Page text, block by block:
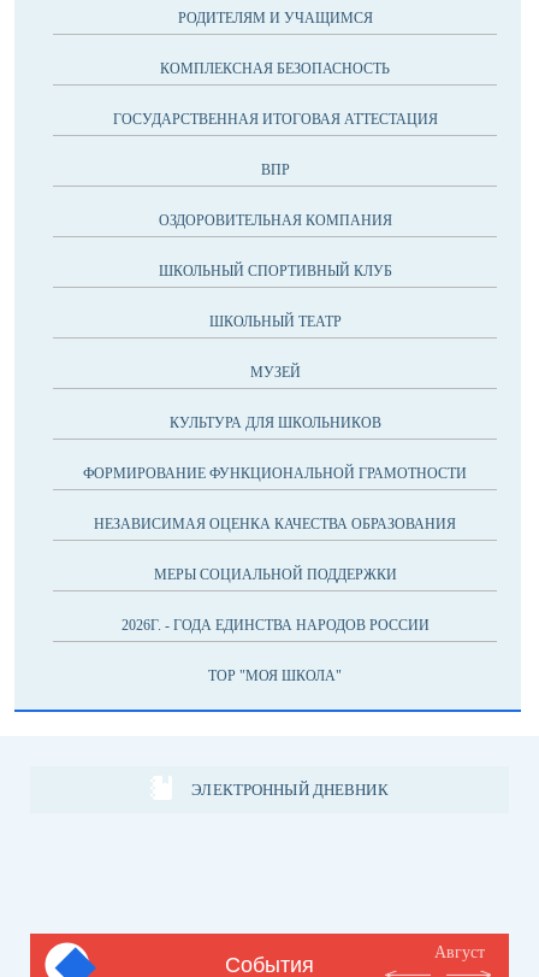
РОДИТЕЛЯМ И УЧАЩИМСЯ
КОМПЛЕКСНАЯ БЕЗОПАСНОСТЬ
ГОСУДАРСТВЕННАЯ ИТОГОВАЯ АТТЕСТАЦИЯ
ВПР
ОЗДОРОВИТЕЛЬНАЯ КОМПАНИЯ
ШКОЛЬНЫЙ СПОРТИВНЫЙ КЛУБ
ШКОЛЬНЫЙ ТЕАТР
МУЗЕЙ
КУЛЬТУРА ДЛЯ ШКОЛЬНИКОВ
ФОРМИРОВАНИЕ ФУНКЦИОНАЛЬНОЙ ГРАМОТНОСТИ
НЕЗАВИСИМАЯ ОЦЕНКА КАЧЕСТВА ОБРАЗОВАНИЯ
МЕРЫ СОЦИАЛЬНОЙ ПОДДЕРЖКИ
2026Г. - ГОДА ЕДИНСТВА НАРОДОВ РОССИИ
ТОР "МОЯ ШКОЛА"
ЭЛЕКТРОННЫЙ ДНЕВНИК
События
Август